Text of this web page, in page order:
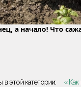
а начало! Что
в этой категории:
«